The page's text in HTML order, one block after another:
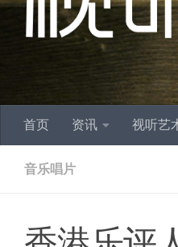
首页 资讯 视听艺
音乐唱片